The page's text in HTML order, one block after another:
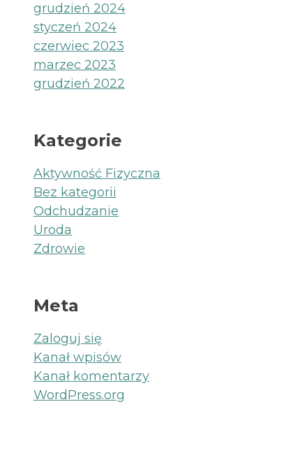
grudzień 2024
styczeń 2024
czerwiec 2023
marzec 2023
grudzień 2022
Kategorie
Aktywność Fizyczna
Bez kategorii
Odchudzanie
Uroda
Zdrowie
Meta
Zaloguj się
Kanał wpisów
Kanał komentarzy
WordPress.org